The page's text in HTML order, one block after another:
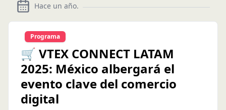
Hace un año.
Programa
🛒 VTEX CONNECT LATAM
2025: México albergará el
evento clave del comercio
digital